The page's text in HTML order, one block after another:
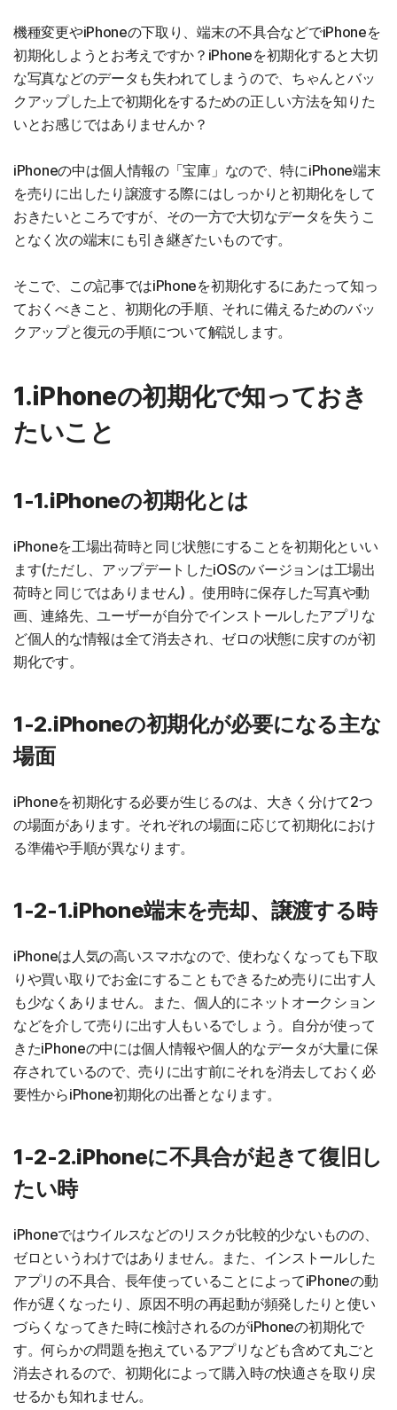
機種変更やiPhoneの下取り、端末の不具合などでiPhoneを
初期化しようとお考えですか？iPhoneを初期化すると大切
な写真などのデータも失われてしまうので、ちゃんとバッ
クアップした上で初期化をするための正しい方法を知りた
いとお感じではありませんか？
iPhoneの中は個人情報の「宝庫」なので、特にiPhone端末
を売りに出したり譲渡する際にはしっかりと初期化をして
おきたいところですが、その一方で大切なデータを失うこ
となく次の端末にも引き継ぎたいものです。
そこで、この記事ではiPhoneを初期化するにあたって知っ
ておくべきこと、初期化の手順、それに備えるためのバッ
クアップと復元の手順について解説します。
1.iPhoneの初期化で知っておき
たいこと
1-1.iPhoneの初期化とは
iPhoneを工場出荷時と同じ状態にすることを初期化といい
ます(ただし、アップデートしたiOSのバージョンは工場出
荷時と同じではありません) 。使用時に保存した写真や動
画、連絡先、ユーザーが自分でインストールしたアプリな
ど個人的な情報は全て消去され、ゼロの状態に戻すのが初
期化です。
1-2.iPhoneの初期化が必要になる主な
場面
iPhoneを初期化する必要が生じるのは、大きく分けて2つ
の場面があります。それぞれの場面に応じて初期化におけ
る準備や手順が異なります。
1-2-1.iPhone端末を売却、譲渡する時
iPhoneは人気の高いスマホなので、使わなくなっても下取
りや買い取りでお金にすることもできるため売りに出す人
も少なくありません。また、個人的にネットオークション
などを介して売りに出す人もいるでしょう。自分が使って
きたiPhoneの中には個人情報や個人的なデータが大量に保
存されているので、売りに出す前にそれを消去しておく必
要性からiPhone初期化の出番となります。
1-2-2.iPhoneに不具合が起きて復旧し
たい時
iPhoneではウイルスなどのリスクが比較的少ないものの、
ゼロというわけではありません。また、インストールした
アプリの不具合、長年使っていることによってiPhoneの動
作が遅くなったり、原因不明の再起動が頻発したりと使い
づらくなってきた時に検討されるのがiPhoneの初期化で
す。何らかの問題を抱えているアプリなども含めて丸ごと
消去されるので、初期化によって購入時の快適さを取り戻
せるかも知れません。